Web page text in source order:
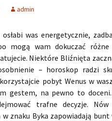
admin
was energetycznie,
mogą wam dokuczać różne
Niektóre Bliźnięta
– horoskop radzi
pobyt Wenus w
gestem, na pewno to
trafne decyzje. Nów
znaku Byka zapowiadają